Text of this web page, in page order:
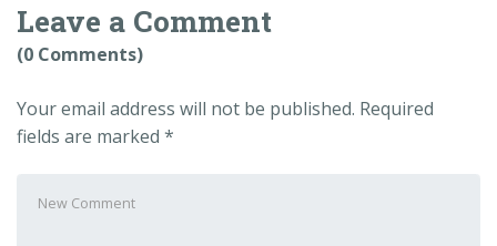
Leave a Comment
(0 Comments)
Your email address will not be published. Required
fields are marked *
comment*